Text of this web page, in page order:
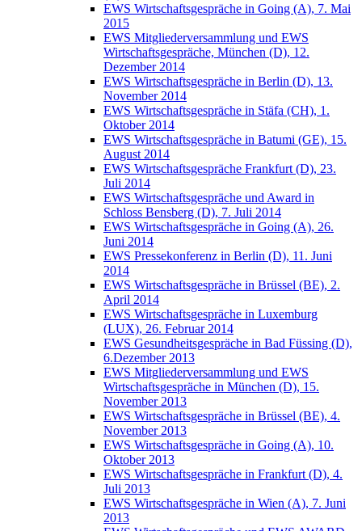
EWS Wirtschaftsgespräche in Going (A), 7. Mai
2015
EWS Mitgliederversammlung und EWS
Wirtschaftsgespräche, München (D), 12.
Dezember 2014
EWS Wirtschaftsgespräche in Berlin (D), 13.
November 2014
EWS Wirtschaftsgespräche in Stäfa (CH), 1.
Oktober 2014
EWS Wirtschaftsgespräche in Batumi (GE), 15.
August 2014
EWS Wirtschaftsgespräche Frankfurt (D), 23.
Juli 2014
EWS Wirtschaftsgespräche und Award in
Schloss Bensberg (D), 7. Juli 2014
EWS Wirtschaftsgespräche in Going (A), 26.
Juni 2014
EWS Pressekonferenz in Berlin (D), 11. Juni
2014
EWS Wirtschaftsgespräche in Brüssel (BE), 2.
April 2014
EWS Wirtschaftsgespräche in Luxemburg
(LUX), 26. Februar 2014
EWS Gesundheitsgespräche in Bad Füssing (D),
6.Dezember 2013
EWS Mitgliederversammlung und EWS
Wirtschaftsgespräche in München (D), 15.
November 2013
EWS Wirtschaftsgespräche in Brüssel (BE), 4.
November 2013
EWS Wirtschaftsgespräche in Going (A), 10.
Oktober 2013
EWS Wirtschaftsgespräche in Frankfurt (D), 4.
Juli 2013
EWS Wirtschaftsgespräche in Wien (A), 7. Juni
2013